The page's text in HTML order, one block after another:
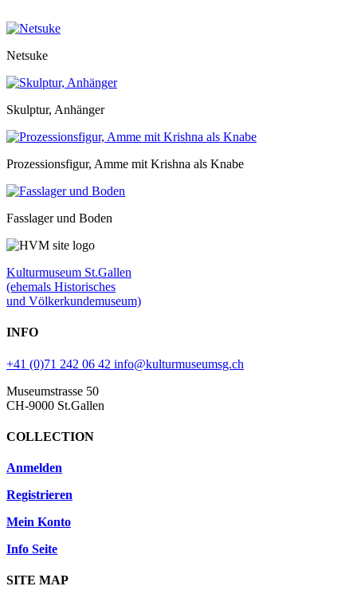
Netsuke
Skulptur, Anhänger
Prozessionsfigur, Amme mit Krishna als Knabe
Fasslager und Boden
Kulturmuseum St.Gallen
(ehemals Historisches
und Völkerkundemuseum)
INFO
+41 (0)71 242 06 42 info@kulturmuseumsg.ch
Museumstrasse 50
CH-9000 St.Gallen
COLLECTION
Anmelden
Registrieren
Mein Konto
Info Seite
SITE MAP